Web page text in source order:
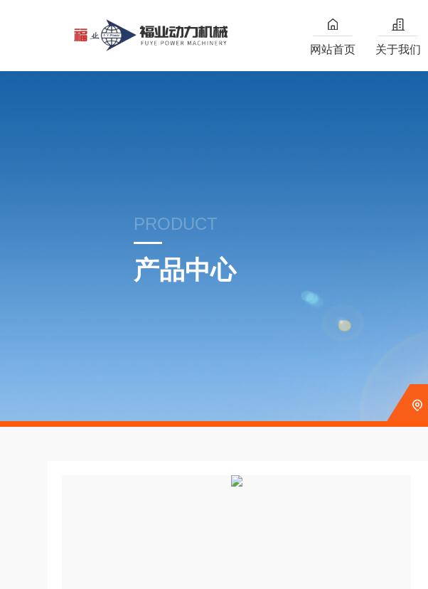
网站首页 关于我们
PRODUCT
产品中心